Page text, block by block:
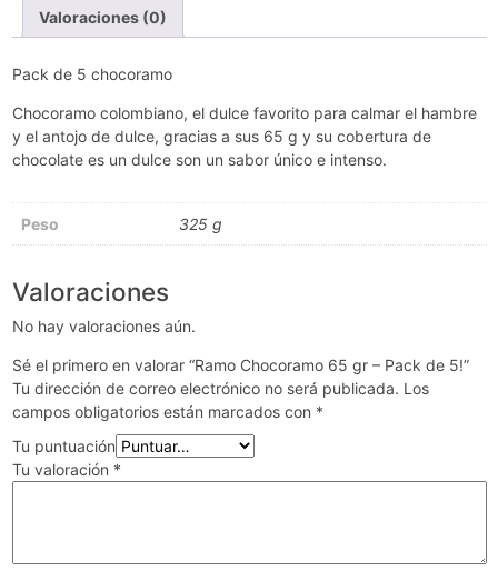
Valoraciones (0)
Pack de 5 chocoramo
Chocoramo colombiano, el dulce favorito para calmar el hambre
y el antojo de dulce, gracias a sus 65 g y su cobertura de
chocolate es un dulce son un sabor único e intenso.
Peso 325 g
Valoraciones
No hay valoraciones aún.
Sé el primero en valorar “Ramo Chocoramo 65 gr – Pack de 5!”
Tu dirección de correo electrónico no será publicada. Los
campos obligatorios están marcados con *
Tu puntuación
Tu valoración *